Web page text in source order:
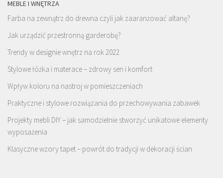
MEBLE I WNĘTRZA
Farba na zewnątrz do drewna czyli jak zaaranżować altanę?
Jak urządzić przestronną garderobę?
Trendy w designie wnętrz na rok 2022
Stylowe łóżka i materace – zdrowy sen i komfort
Wpływ koloru na nastroj w pomieszczeniach
Praktyczne i stylowe rozwiązania do przechowywania zabawek
Projekty mebli DIY – jak samodzielnie stworzyć unikatowe elementy
wyposażenia
Klasyczne wzory tapet – powrót do tradycji w dekoracji ścian